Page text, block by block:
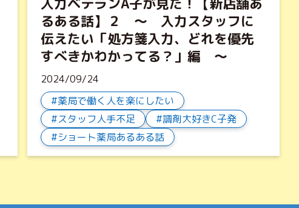
るある話】２ ～ 入力スタッフに
伝えたい「処方箋入力、どれを優先
すべきかわかってる？」編 ～
2024/09/24
薬局で働く人を楽にしたい
スタッフ人手不足
調剤大好きC子発
ショート薬局あるある話